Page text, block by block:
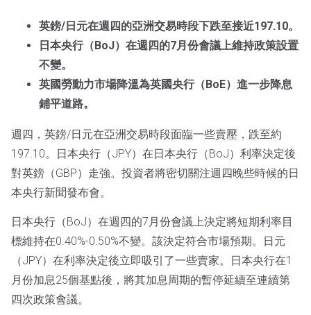
英鎊/日元在週四的亞洲交易時段下跌至接近197.10。
日本央行（BoJ）在週四的7月份會議上維持政策設置
不變。
英國勞動力市場降溫為英國央行（BoE）進一步降息
鋪平道路。
週四，英鎊/日元在亞洲交易時段面臨一些賣壓，跌至約
197.10。日本央行（JPY）在日本央行（BoJ）利率決定後
對英鎊（GBP）走強。投資者將密切關注週四晚些時候的日
本央行新聞發布會。
日本央行（BoJ）在週四的7月份會議上決定將短期利率目
標維持在0.40%-0.50%不變。該決定符合市場預期。日元
（JPY）在利率決定後立即吸引了一些賣家。日本央行在1
月份加息25個基點後，將其加息周期的暫停延續至連續第
四次政策會議。